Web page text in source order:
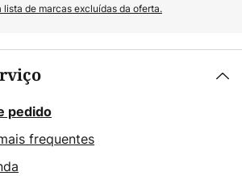
lista de marcas excluídas da oferta.
pedido
frequentes